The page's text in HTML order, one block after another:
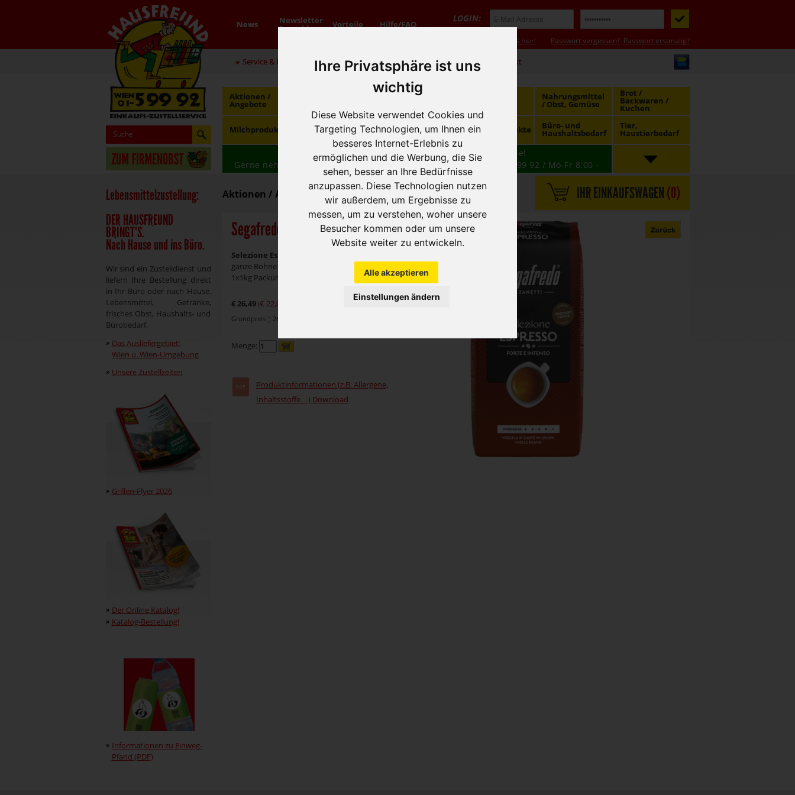
Ihre Privatsphäre ist uns
wichtig
Diese Website verwendet Cookies und
Targeting Technologien, um Ihnen ein
besseres Internet-Erlebnis zu
ermöglichen und die Werbung, die Sie
sehen, besser an Ihre Bedürfnisse
anzupassen. Diese Technologien nutzen
wir außerdem, um Ergebnisse zu
messen, um zu verstehen, woher unsere
Besucher kommen oder um unsere
Website weiter zu entwickeln.
Alle akzeptieren
Einstellungen ändern
News Newsletter
Anmeldung Vorteile Hilfe/FAQ
LOGIN:
Neukunde? Infos hier! Passwort vergessen? Passwort erstmalig?
Service & Infos 01 / 599 92 office@hausfreund.at Kontakt
Aktionen /
Angebote
Getränke Nahrungsmittel
/ Obst, Gemüse
Brot /
Backwaren /
Kuchen
Milchprodukte
Tiefkühlprodukte Süsswaren /
Knabbereien Hygieneprodukte Büro- und
Haushaltsbedarf
Tier,
Haustierbedarf
Wir haben freie und zeitnahe Liefertermine für Sie!
Gerne nehmen wir IhreBESTELLUNGauchTELEFONISCHauf: 01 599 92 / Mo-Fr 8:00 -
16:30
Lebensmittelzustellung:
DER HAUSFREUND
BRINGT'S.
Nach Hause und ins Büro.
Wir sind ein Zustelldienst und
liefern Ihre Bestellung direkt
in Ihr Büro oder nach Hause.
Lebensmittel, Getränke,
frisches Obst, Haushalts- und
Bürobedarf.
Das Ausliefergebiet:
Wien u. Wien-Umgebung
Unsere Zustellzeiten
Grillen-Flyer 2026
Der Online Katalog!
Katalog-Bestellung!
Informationen zu Einweg-
Pfand (PDF)
Aktionen / Angebote IHR EINKAUFSWAGEN(0)
Segafredo Kaffee
Selezione Espresso
ganze Bohne
1x1kg Packung
€ 26,49 (€ 22,08
Grundpreis ¦ 26,49 je 1 Kilo
Menge:
Produktinformationen (z.B. Allergene,
Inhaltsstoffe…) Download